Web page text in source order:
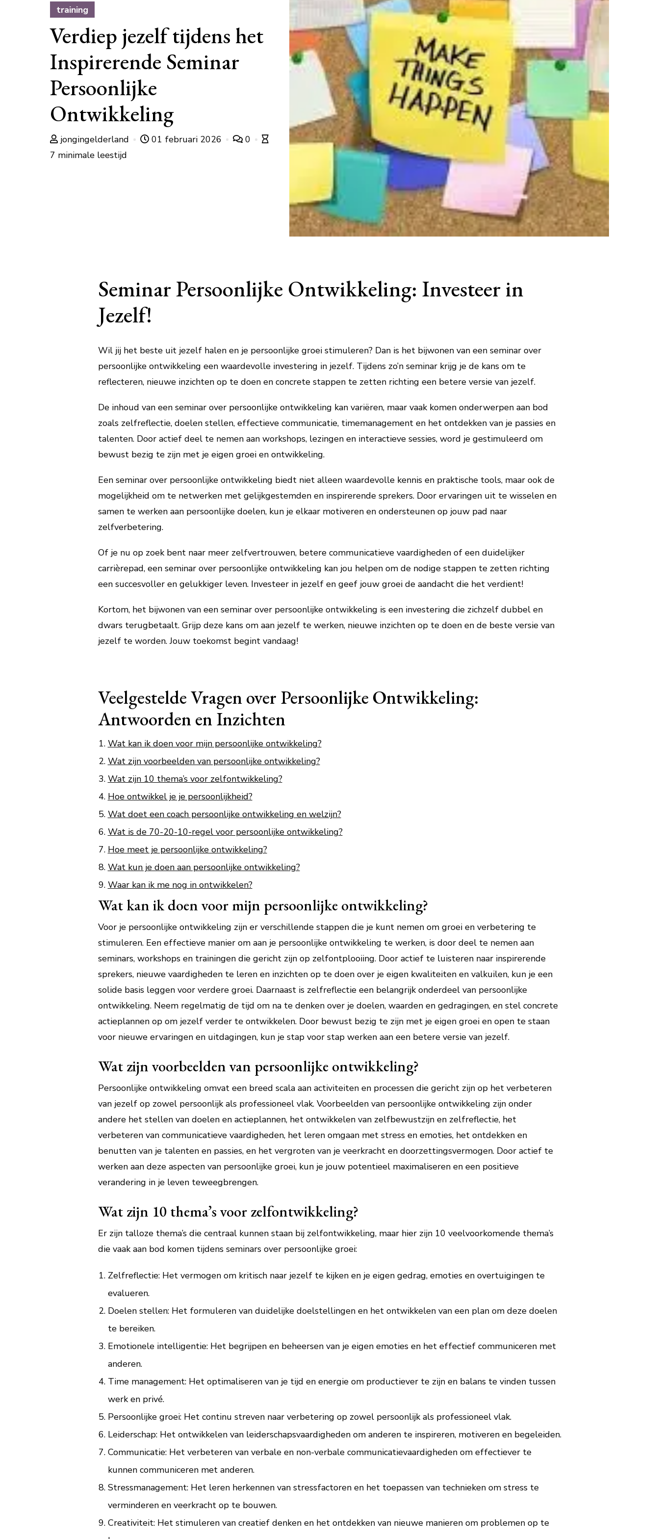
training
Verdiep jezelf tijdens het
Inspirerende Seminar
Persoonlijke
Ontwikkeling
jongingelderland 01 februari 2026
0
7 minimale leestijd
Seminar Persoonlijke Ontwikkeling: Investeer in
Jezelf!
Wil jij het beste uit jezelf halen en je persoonlijke groei stimuleren? Dan is het bijwonen van een seminar over
persoonlijke ontwikkeling een waardevolle investering in jezelf. Tijdens zo’n seminar krijg je de kans om te
reflecteren, nieuwe inzichten op te doen en concrete stappen te zetten richting een betere versie van jezelf.
De inhoud van een seminar over persoonlijke ontwikkeling kan variëren, maar vaak komen onderwerpen aan bod
zoals zelfreflectie, doelen stellen, effectieve communicatie, timemanagement en het ontdekken van je passies en
talenten. Door actief deel te nemen aan workshops, lezingen en interactieve sessies, word je gestimuleerd om
bewust bezig te zijn met je eigen groei en ontwikkeling.
Een seminar over persoonlijke ontwikkeling biedt niet alleen waardevolle kennis en praktische tools, maar ook de
mogelijkheid om te netwerken met gelijkgestemden en inspirerende sprekers. Door ervaringen uit te wisselen en
samen te werken aan persoonlijke doelen, kun je elkaar motiveren en ondersteunen op jouw pad naar
zelfverbetering.
Of je nu op zoek bent naar meer zelfvertrouwen, betere communicatieve vaardigheden of een duidelijker
carrièrepad, een seminar over persoonlijke ontwikkeling kan jou helpen om de nodige stappen te zetten richting
een succesvoller en gelukkiger leven. Investeer in jezelf en geef jouw groei de aandacht die het verdient!
Kortom, het bijwonen van een seminar over persoonlijke ontwikkeling is een investering die zichzelf dubbel en
dwars terugbetaalt. Grijp deze kans om aan jezelf te werken, nieuwe inzichten op te doen en de beste versie van
jezelf te worden. Jouw toekomst begint vandaag!
Veelgestelde Vragen over Persoonlijke Ontwikkeling:
Antwoorden en Inzichten
Wat kan ik doen voor mijn persoonlijke ontwikkeling?
Wat zijn voorbeelden van persoonlijke ontwikkeling?
Wat zijn 10 thema’s voor zelfontwikkeling?
Hoe ontwikkel je je persoonlijkheid?
Wat doet een coach persoonlijke ontwikkeling en welzijn?
Wat is de 70-20-10-regel voor persoonlijke ontwikkeling?
Hoe meet je persoonlijke ontwikkeling?
Wat kun je doen aan persoonlijke ontwikkeling?
Waar kan ik me nog in ontwikkelen?
Wat kan ik doen voor mijn persoonlijke ontwikkeling?
Voor je persoonlijke ontwikkeling zijn er verschillende stappen die je kunt nemen om groei en verbetering te
stimuleren. Een effectieve manier om aan je persoonlijke ontwikkeling te werken, is door deel te nemen aan
seminars, workshops en trainingen die gericht zijn op zelfontplooiing. Door actief te luisteren naar inspirerende
sprekers, nieuwe vaardigheden te leren en inzichten op te doen over je eigen kwaliteiten en valkuilen, kun je een
solide basis leggen voor verdere groei. Daarnaast is zelfreflectie een belangrijk onderdeel van persoonlijke
ontwikkeling. Neem regelmatig de tijd om na te denken over je doelen, waarden en gedragingen, en stel concrete
actieplannen op om jezelf verder te ontwikkelen. Door bewust bezig te zijn met je eigen groei en open te staan
voor nieuwe ervaringen en uitdagingen, kun je stap voor stap werken aan een betere versie van jezelf.
Wat zijn voorbeelden van persoonlijke ontwikkeling?
Persoonlijke ontwikkeling omvat een breed scala aan activiteiten en processen die gericht zijn op het verbeteren
van jezelf op zowel persoonlijk als professioneel vlak. Voorbeelden van persoonlijke ontwikkeling zijn onder
andere het stellen van doelen en actieplannen, het ontwikkelen van zelfbewustzijn en zelfreflectie, het
verbeteren van communicatieve vaardigheden, het leren omgaan met stress en emoties, het ontdekken en
benutten van je talenten en passies, en het vergroten van je veerkracht en doorzettingsvermogen. Door actief te
werken aan deze aspecten van persoonlijke groei, kun je jouw potentieel maximaliseren en een positieve
verandering in je leven teweegbrengen.
Wat zijn 10 thema’s voor zelfontwikkeling?
Er zijn talloze thema’s die centraal kunnen staan bij zelfontwikkeling, maar hier zijn 10 veelvoorkomende thema’s
die vaak aan bod komen tijdens seminars over persoonlijke groei:
Zelfreflectie: Het vermogen om kritisch naar jezelf te kijken en je eigen gedrag, emoties en overtuigingen te
evalueren.
Doelen stellen: Het formuleren van duidelijke doelstellingen en het ontwikkelen van een plan om deze doelen
te bereiken.
Emotionele intelligentie: Het begrijpen en beheersen van je eigen emoties en het effectief communiceren met
anderen.
Time management: Het optimaliseren van je tijd en energie om productiever te zijn en balans te vinden tussen
werk en privé.
Persoonlijke groei: Het continu streven naar verbetering op zowel persoonlijk als professioneel vlak.
Leiderschap: Het ontwikkelen van leiderschapsvaardigheden om anderen te inspireren, motiveren en begeleiden.
Communicatie: Het verbeteren van verbale en non-verbale communicatievaardigheden om effectiever te
kunnen communiceren met anderen.
Stressmanagement: Het leren herkennen van stressfactoren en het toepassen van technieken om stress te
verminderen en veerkracht op te bouwen.
Creativiteit: Het stimuleren van creatief denken en het ontdekken van nieuwe manieren om problemen op te